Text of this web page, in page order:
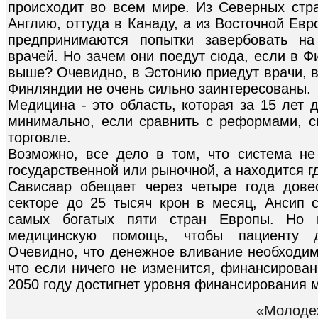
происходит во всем мире. Из Северных
Англию, оттуда в Канаду, а из Восточной
предпринимаются попытки завербовать
врачей. Но зачем они поедут сюда, если в
выше? Очевидно, в Эстонию приедут врачи,
Финляндии не очень сильно заинтересованы.
Медицина - это область, которая за 15 лет
минимально, если сравнить с реформами,
торговле.
Возможно, все дело в том, что система не
государственной или рыночной, а находится
Сависаар обещает через четыре года
секторе до 25 тысяч крон в месяц, Ансип
самых богатых пяти стран Европы. Но
медицинскую помощь, чтобы пациенту
Очевидно, что денежное вливание
что если ничего не изменится,
2050 году достигнет уровня